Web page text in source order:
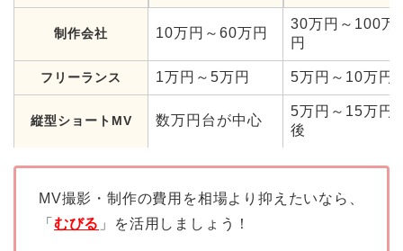
制作会社 10万円～60万円
30万円～100万
円
フリーランス 1万円～5万円 5万円～10万円
縦型ショートMV 数万円台が中心
5万円～15万円
後
MV撮影・制作の費用を相場より抑えたいなら、
「 むびる 」を活用しましょう！